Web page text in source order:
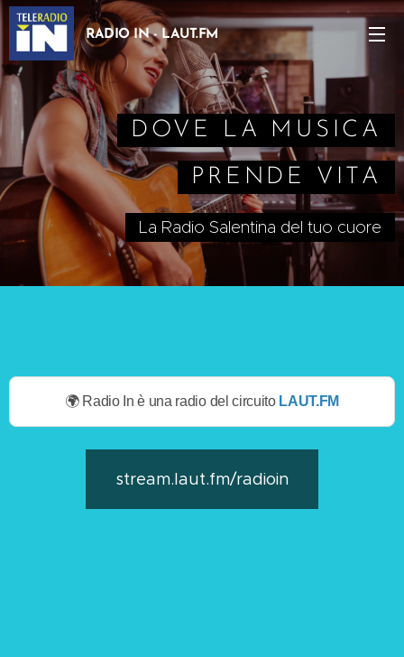
RADIO IN - LAUT.FM
DOVE LA MUSICA
PRENDE VITA
La Radio Salentina del tuo cuore
🌍 Radio In è una radio del circuito LAUT.FM
stream.laut.fm/radioin